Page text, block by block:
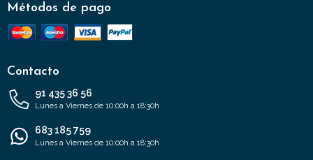
Métodos de pago
Contacto
91 435 36 56
Lunes a Viernes de 10:00h a 18:30h
683 185 759
Lunes a Viernes de 10:00h a 18:30h